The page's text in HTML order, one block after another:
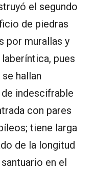
el segundo
de piedras
por murallas y
pues
hallan
indescifrable
con pares
tiene larga
de la longitud
en el